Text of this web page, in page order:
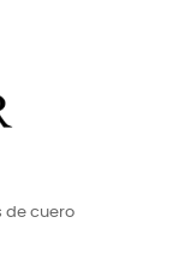
de cuero